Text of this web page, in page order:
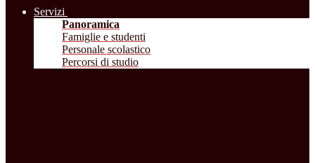
Servizi
Panoramica
Famiglie e studenti
Personale scolastico
Percorsi di studio